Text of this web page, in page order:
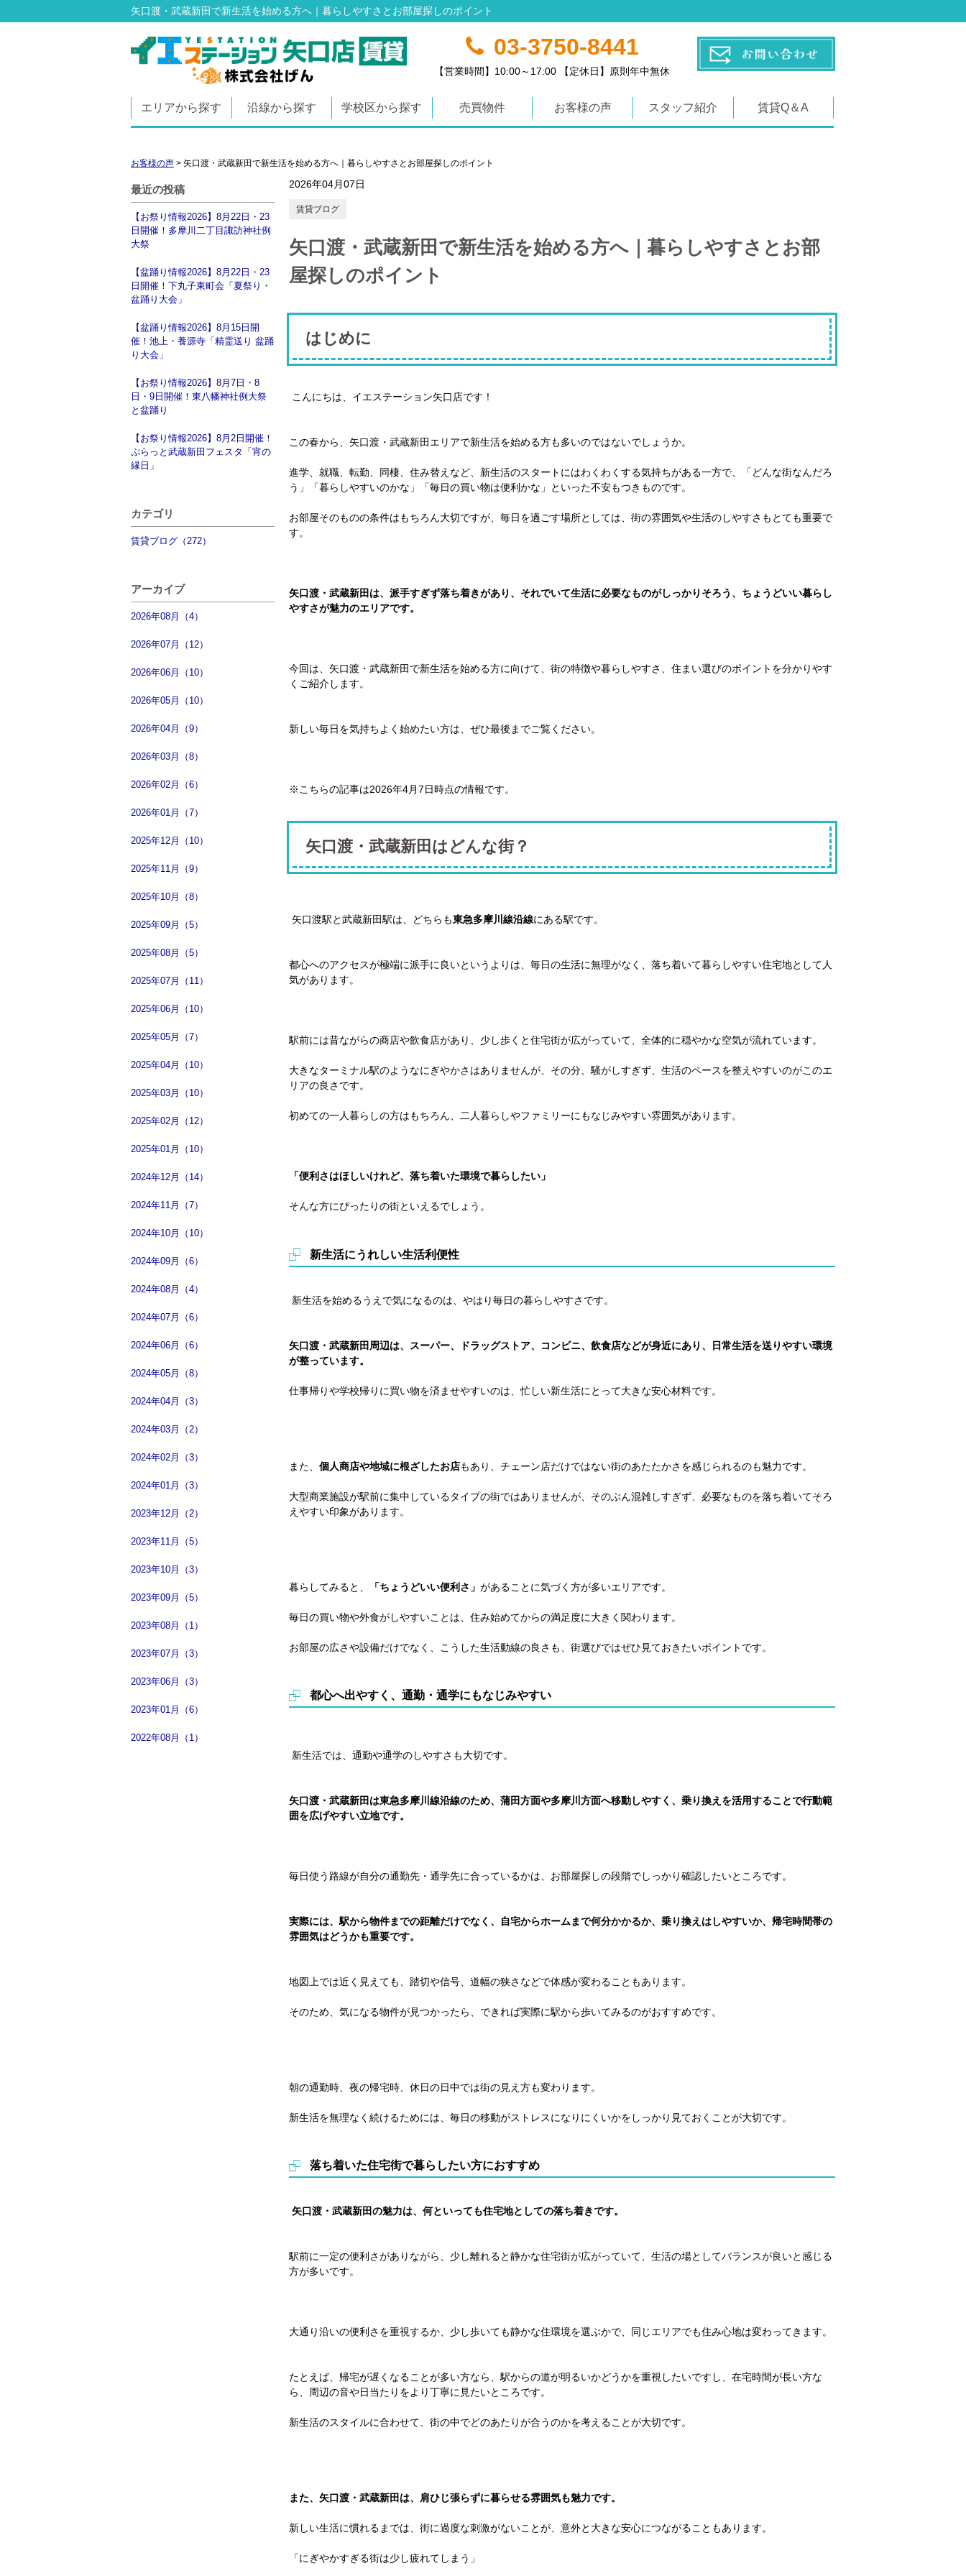
矢口渡・武蔵新田で新生活を始める方へ｜暮らしやすさとお部屋探しのポイント
03-3750-8441
【営業時間】10:00～17:00 【定休日】原則年中無休
エリアから探す 沿線から探す 学校区から探す 売買物件 お客様の声 スタッフ紹介 賃貸Q＆A
お客様の声 > 矢口渡・武蔵新田で新生活を始める方へ｜暮らしやすさとお部屋探しのポイント
最近の投稿
【お祭り情報2026】8月22日・23
日開催！多摩川二丁目諏訪神社例
大祭
【盆踊り情報2026】8月22日・23
日開催！下丸子東町会「夏祭り・
盆踊り大会」
【盆踊り情報2026】8月15日開
催！池上・養源寺「精霊送り 盆踊
り大会」
【お祭り情報2026】8月7日・8
日・9日開催！東八幡神社例大祭
と盆踊り
【お祭り情報2026】8月2日開催！
ぷらっと武蔵新田フェスタ「宵の
縁日」
カテゴリ
賃貸ブログ（272）
アーカイブ
2026年08月（4）
2026年07月（12）
2026年06月（10）
2026年05月（10）
2026年04月（9）
2026年03月（8）
2026年02月（6）
2026年01月（7）
2025年12月（10）
2025年11月（9）
2025年10月（8）
2025年09月（5）
2025年08月（5）
2025年07月（11）
2025年06月（10）
2025年05月（7）
2025年04月（10）
2025年03月（10）
2025年02月（12）
2025年01月（10）
2024年12月（14）
2024年11月（7）
2024年10月（10）
2024年09月（6）
2024年08月（4）
2024年07月（6）
2024年06月（6）
2024年05月（8）
2024年04月（3）
2024年03月（2）
2024年02月（3）
2024年01月（3）
2023年12月（2）
2023年11月（5）
2023年10月（3）
2023年09月（5）
2023年08月（1）
2023年07月（3）
2023年06月（3）
2023年01月（6）
2022年08月（1）
2026年04月07日
賃貸ブログ
矢口渡・武蔵新田で新生活を始める方へ｜暮らしやすさとお部
屋探しのポイント
はじめに
こんにちは、イエステーション矢口店です！
この春から、矢口渡・武蔵新田エリアで新生活を始める方も多いのではないでしょうか。
進学、就職、転勤、同棲、住み替えなど、新生活のスタートにはわくわくする気持ちがある一方で、「どんな街なんだろ
う」「暮らしやすいのかな」「毎日の買い物は便利かな」といった不安もつきものです。
お部屋そのものの条件はもちろん大切ですが、毎日を過ごす場所としては、街の雰囲気や生活のしやすさもとても重要で
す。
矢口渡・武蔵新田は、派手すぎず落ち着きがあり、それでいて生活に必要なものがしっかりそろう、ちょうどいい暮らし
やすさが魅力のエリアです。
今回は、矢口渡・武蔵新田で新生活を始める方に向けて、街の特徴や暮らしやすさ、住まい選びのポイントを分かりやす
くご紹介します。
新しい毎日を気持ちよく始めたい方は、ぜひ最後までご覧ください。
※こちらの記事は2026年4月7日時点の情報です。
矢口渡・武蔵新田はどんな街？
矢口渡駅と武蔵新田駅は、どちらも東急多摩川線沿線にある駅です。
都心へのアクセスが極端に派手に良いというよりは、毎日の生活に無理がなく、落ち着いて暮らしやすい住宅地として人
気があります。
駅前には昔ながらの商店や飲食店があり、少し歩くと住宅街が広がっていて、全体的に穏やかな空気が流れています。
大きなターミナル駅のようなにぎやかさはありませんが、その分、騒がしすぎず、生活のペースを整えやすいのがこのエ
リアの良さです。
初めての一人暮らしの方はもちろん、二人暮らしやファミリーにもなじみやすい雰囲気があります。
「便利さはほしいけれど、落ち着いた環境で暮らしたい」
そんな方にぴったりの街といえるでしょう。
新生活にうれしい生活利便性
新生活を始めるうえで気になるのは、やはり毎日の暮らしやすさです。
矢口渡・武蔵新田周辺は、スーパー、ドラッグストア、コンビニ、飲食店などが身近にあり、日常生活を送りやすい環境
が整っています。
仕事帰りや学校帰りに買い物を済ませやすいのは、忙しい新生活にとって大きな安心材料です。
また、 個人商店や地域に根ざしたお店もあり、チェーン店だけではない街のあたたかさを感じられるのも魅力です。
大型商業施設が駅前に集中しているタイプの街ではありませんが、そのぶん混雑しすぎず、必要なものを落ち着いてそろ
えやすい印象があります。
暮らしてみると、 「ちょうどいい便利さ」 があることに気づく方が多いエリアです。
毎日の買い物や外食がしやすいことは、住み始めてからの満足度に大きく関わります。
お部屋の広さや設備だけでなく、こうした生活動線の良さも、街選びではぜひ見ておきたいポイントです。
都心へ出やすく、通勤・通学にもなじみやすい
新生活では、通勤や通学のしやすさも大切です。
矢口渡・武蔵新田は東急多摩川線沿線のため、蒲田方面や多摩川方面へ移動しやすく、乗り換えを活用することで行動範
囲を広げやすい立地です。
毎日使う路線が自分の通勤先・通学先に合っているかは、お部屋探しの段階でしっかり確認したいところです。
実際には、駅から物件までの距離だけでなく、自宅からホームまで何分かかるか、乗り換えはしやすいか、帰宅時間帯の
雰囲気はどうかも重要です。
地図上では近く見えても、踏切や信号、道幅の狭さなどで体感が変わることもあります。
そのため、気になる物件が見つかったら、できれば実際に駅から歩いてみるのがおすすめです。
朝の通勤時、夜の帰宅時、休日の日中では街の見え方も変わります。
新生活を無理なく続けるためには、毎日の移動がストレスになりにくいかをしっかり見ておくことが大切です。
落ち着いた住宅街で暮らしたい方におすすめ
矢口渡・武蔵新田の魅力は、何といっても住宅地としての落ち着きです。
駅前に一定の便利さがありながら、少し離れると静かな住宅街が広がっていて、生活の場としてバランスが良いと感じる
方が多いです。
大通り沿いの便利さを重視するか、少し歩いても静かな住環境を選ぶかで、同じエリアでも住み心地は変わってきます。
たとえば、帰宅が遅くなることが多い方なら、駅からの道が明るいかどうかを重視したいですし、在宅時間が長い方な
ら、周辺の音や日当たりをより丁寧に見たいところです。
新生活のスタイルに合わせて、街の中でどのあたりが合うのかを考えることが大切です。
また、矢口渡・武蔵新田は、肩ひじ張らずに暮らせる雰囲気も魅力です。
新しい生活に慣れるまでは、街に過度な刺激がないことが、意外と大きな安心につながることもあります。
「にぎやかすぎる街は少し疲れてしまう」